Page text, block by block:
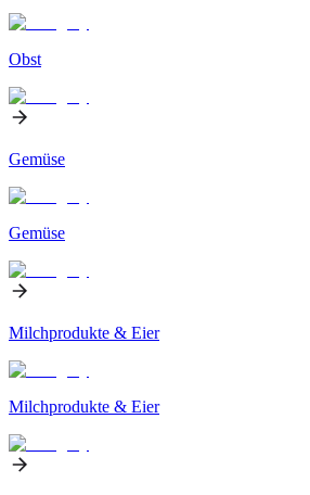
Obst
Gemüse
Gemüse
Milchprodukte & Eier
Milchprodukte & Eier